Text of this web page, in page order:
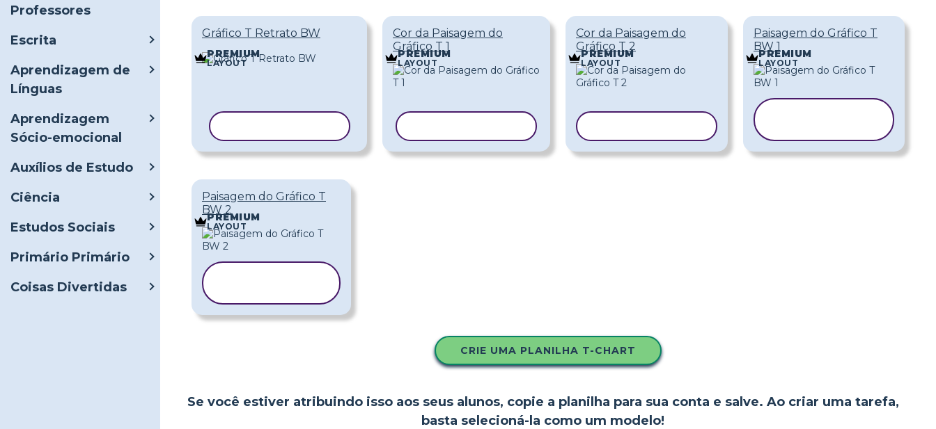
Professores
Escrita
Aprendizagem de
Línguas
Aprendizagem
Sócio-emocional
Auxílios de Estudo
Ciência
Estudos Sociais
Primário Primário
Coisas Divertidas
Gráfico T Retrato BW
PREMIUM
LAYOUT
Cor da Paisagem do
Gráfico T 1
PREMIUM
LAYOUT
Cor da Paisagem do
Gráfico T 2
PREMIUM
LAYOUT
Paisagem do Gráfico T
BW 1
PREMIUM
LAYOUT
Paisagem do Gráfico T
BW 2
PREMIUM
LAYOUT
CRIE UMA PLANILHA T-CHART
Se você estiver atribuindo isso aos seus alunos, copie a planilha para sua conta e salve. Ao criar uma tarefa,
basta selecioná-la como um modelo!